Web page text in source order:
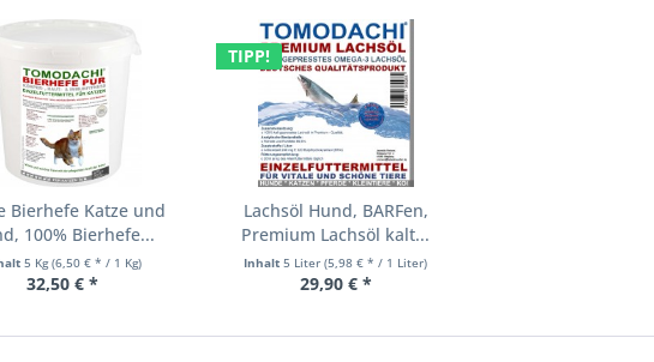
Bierhefe Katze und
100% Bierhefe...
5 Kg(6,50 € * / 1 Kg)
32,50 € *
TIPP!
Lachsöl Hund, BARFen,
Premium Lachsöl kalt...
Inhalt5 Liter(5,98 € * / 1 Liter)
29,90 € *